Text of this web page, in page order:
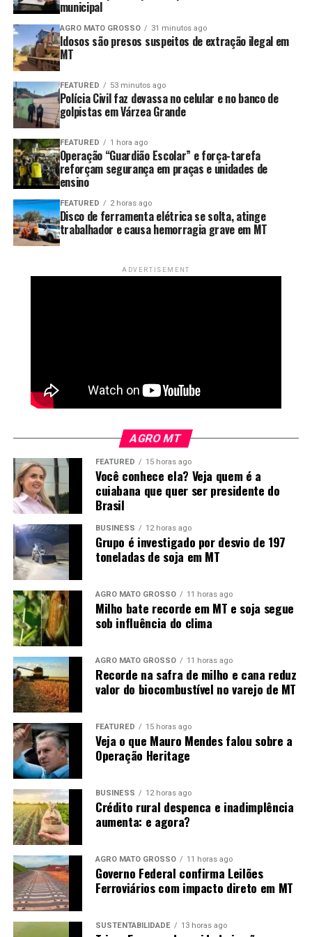
tampouco a empresa tinha conhecimento da negociação
realizada pelos golpistas.
Investigação
Durante as diligências, os policiais civis da Delegacia
Especializada de Estelionato de Várzea Grande
conseguiram identificar três suspeitos envolvidos no
crime.
Conforme apurado, os transformadores de energia
foram retirados da sede da empresa vítima por um
freteiro e levados até um posto de combustível no
bairro São Mateus, na região do Distrito Industrial, em
Cuiabá, onde foram transferidos para outro caminhão.
No dia seguinte, um segundo freteiro foi contratado
Após o cumprimento dos mandados e das medidas
serão analisados para dar continuidade às investigações.
O objetivo é concluir o inquérito policial e promover o
indiciamento dos envolvidos.
municipal
AGRO MATO GROSSO 31 minutos ago
Idosos são presos suspeitos de extração ilegal em
MT
FEATURED 53 minutos ago
Polícia Civil faz devassa no celular e no banco de
golpistas em Várzea Grande
FEATURED 1 hora ago
Operação “Guardião Escolar” e força-tarefa
reforçam segurança em praças e unidades de
ensino
FEATURED 2 horas ago
Disco de ferramenta elétrica se solta, atinge
trabalhador e causa hemorragia grave em MT
ADVERTISEMENT
AGRO MT
FEATURED 15 horas ago
Você conhece ela? Veja quem é a
cuiabana que quer ser presidente do
Brasil
BUSINESS 12 horas ago
Grupo é investigado por desvio de 197
toneladas de soja em MT
AGRO MATO GROSSO 11 horas ago
Milho bate recorde em MT e soja segue
sob influência do clima
AGRO MATO GROSSO 11 horas ago
Recorde na safra de milho e cana reduz
valor do biocombustível no varejo de MT
FEATURED 15 horas ago
Veja o que Mauro Mendes falou sobre a
Operação Heritage
BUSINESS 12 horas ago
Crédito rural despenca e inadimplência
aumenta: e agora?
AGRO MATO GROSSO 11 horas ago
Governo Federal confirma Leilões
Ferroviários com impacto direto em MT
SUSTENTABILIDADE 13 horas ago